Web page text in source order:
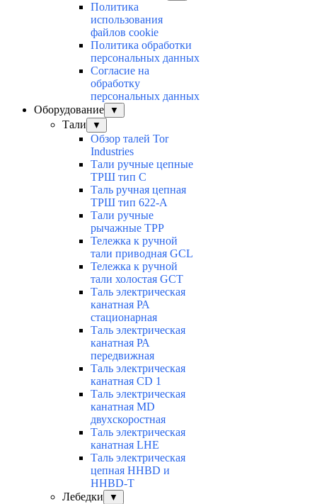
Политика
использования
файлов cookie
Политика обработки
персональных данных
Согласие на
обработку
персональных данных
Оборудование
▼
Тали ▼
Обзор талей Tor
Industries
Тали ручные цепные
ТРШ тип С
Таль ручная цепная
ТРШ тип 622-А
Тали ручные
рычажные ТРР
Тележка к ручной
тали приводная GCL
Тележка к ручной
тали холостая GCT
Таль электрическая
канатная РА
стационарная
Таль электрическая
канатная РА
передвижная
Таль электрическая
канатная CD 1
Таль электрическая
канатная МD
двухскоростная
Таль электрическая
канатная LHE
Таль электрическая
цепная HHBD и
HHBD-T
Лебедки
▼